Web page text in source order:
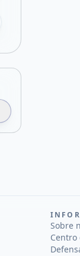
Sobre